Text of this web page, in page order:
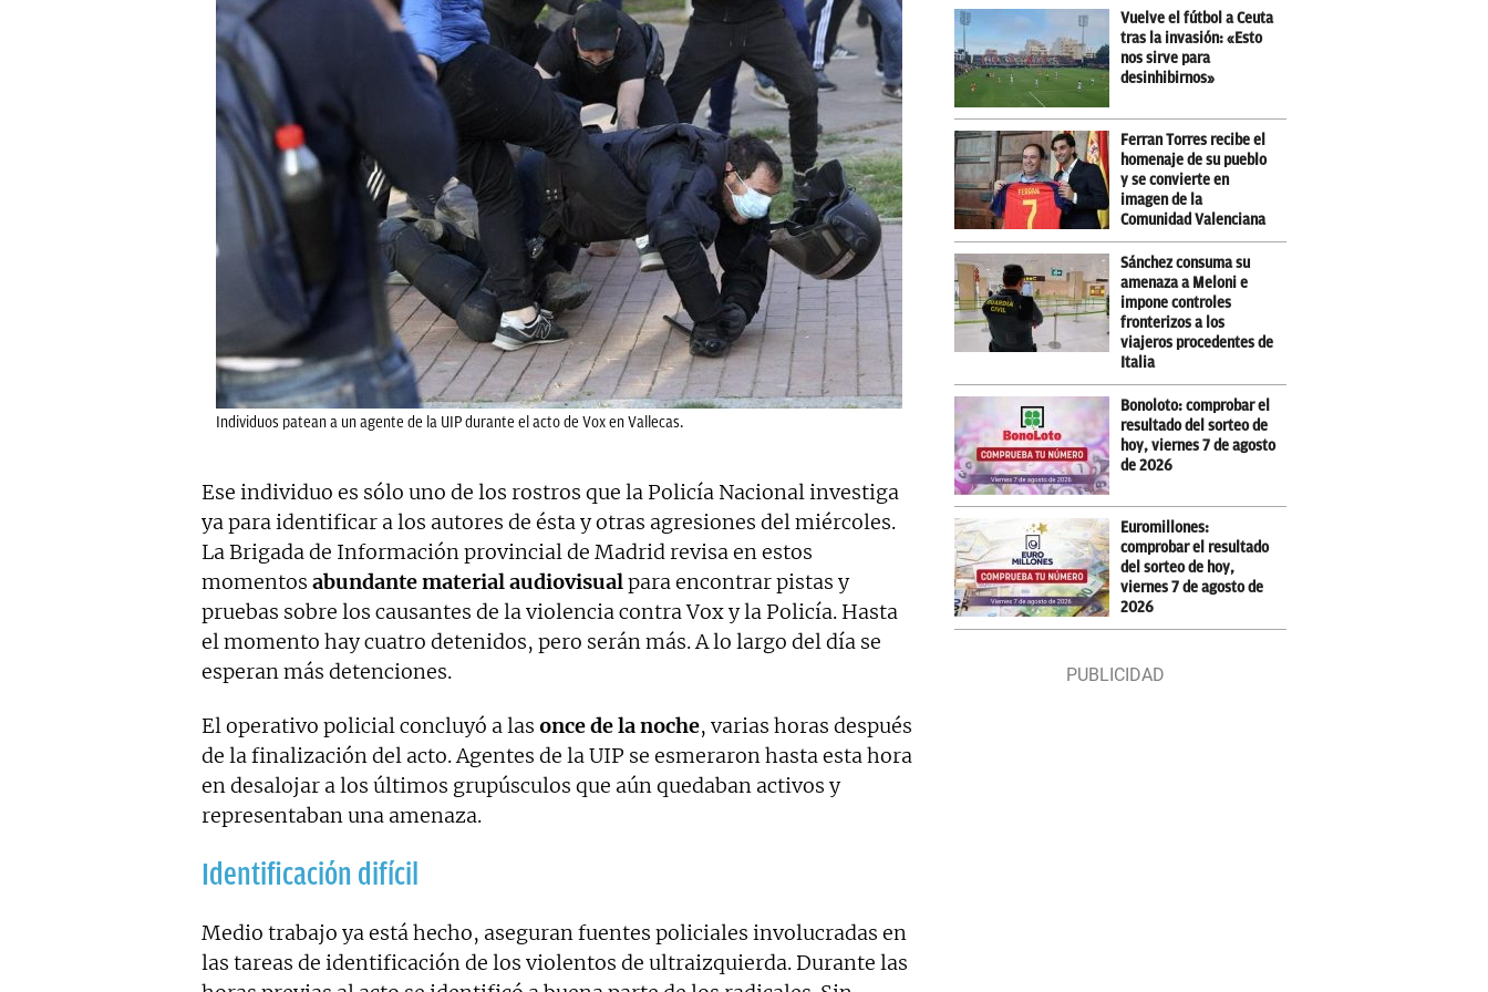
Individuos patean a un agente de la UIP durante el acto de Vox en Vallecas.
Ese individuo es sólo uno de los rostros que la Policía Nacional investiga
ya para identificar a los autores de ésta y otras agresiones del miércoles.
La Brigada de Información provincial de Madrid revisa en estos
momentos abundante material audiovisualpara encontrar pistas y
pruebas sobre los causantes de la violencia contra Vox y la Policía. Hasta
el momento hay cuatro detenidos, pero serán más. A lo largo del día se
esperan más detenciones.
El operativo policial concluyó a las once de la noche, varias horas después
de la finalización del acto. Agentes de la UIP se esmeraron hasta esta hora
en desalojar a los últimos grupúsculos que aún quedaban activos y
representaban una amenaza.
Identificación difícil
Medio trabajo ya está hecho, aseguran fuentes policiales involucradas en
las tareas de identificación de los violentos de ultraizquierda. Durante las
Vuelve el fútbol a Ceuta
tras la invasión: «Esto
nos sirve para
desinhibirnos»
Ferran Torres recibe el
homenaje de su pueblo
y se convierte en
imagen de la
Comunidad Valenciana
Sánchez consuma su
amenaza a Meloni e
impone controles
fronterizos a los
viajeros procedentes de
Italia
Bonoloto: comprobar el
resultado del sorteo de
hoy, viernes 7 de agosto
de 2026
Euromillones:
comprobar el resultado
del sorteo de hoy,
viernes 7 de agosto de
2026